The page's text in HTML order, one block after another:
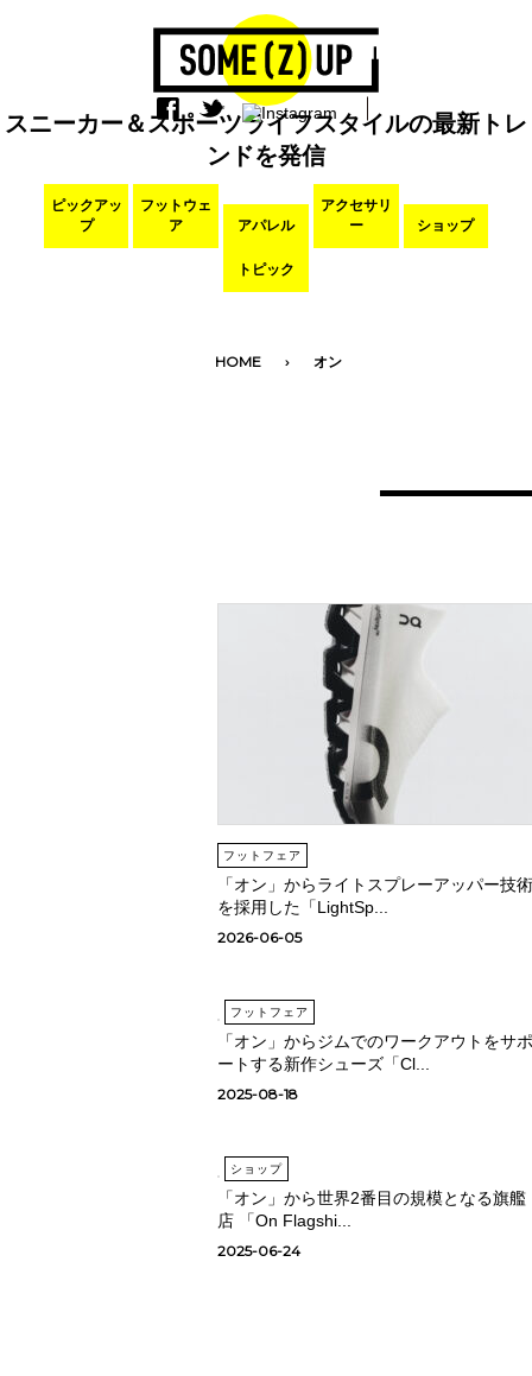
スニーカー＆スポーツライフスタイルの最新トレ
ンドを発信
ピックアッ
プ
フットウェ
ア
アパレル
アクセサリ
ー
ショップ
トピック
HOME オン
フットフェア
「オン」からライトスプレーアッパー技術
を採用した「LightSp...
2026-06-05
フットフェア
「オン」からジムでのワークアウトをサポ
ートする新作シューズ「Cl...
2025-08-18
ショップ
「オン」から世界2番目の規模となる旗艦
店 「On Flagshi...
2025-06-24